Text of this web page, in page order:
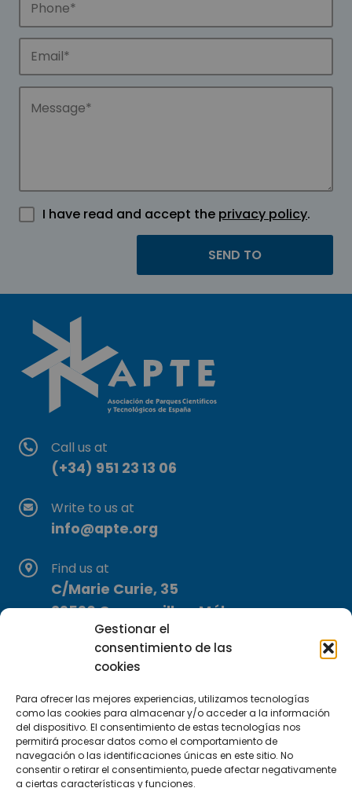
Gestionar el
consentimiento de las
cookies
Para ofrecer las mejores experiencias, utilizamos tecnologías
como las cookies para almacenar y/o acceder a la información
del dispositivo. El consentimiento de estas tecnologías nos
permitirá procesar datos como el comportamiento de
navegación o las identificaciones únicas en este sitio. No
consentir o retirar el consentimiento, puede afectar negativamente
a ciertas características y funciones.
I have read and accept the privacy policy.
Call us at
(+34) 951 23 13 06
Write to us at
info@apte.org
Find us at
C/Marie Curie, 35
29590 Campanillas, Málaga
Subscribe to our Newsletter
SUBSCRIBE HERE